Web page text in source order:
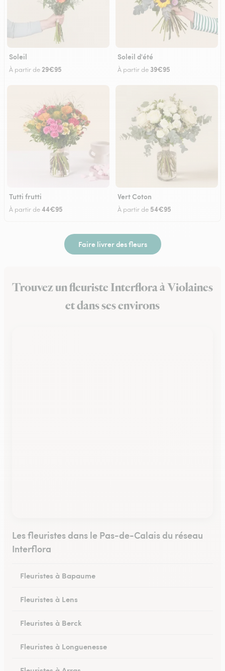
Soleil
À partir de 29€95
Soleil d'été
À partir de 39€95
Tutti frutti
À partir de44€95
Vert Coton
À partir de 54€95
Faire livrer des fleurs
Trouvez un fleuriste Interflora à Violaines
et dans ses environs
Les fleuristes dans le Pas-de-Calais du réseau
Interflora
Fleuristes à Bapaume
Fleuristes à Lens
Fleuristes à Berck
Fleuristes à Longuenesse